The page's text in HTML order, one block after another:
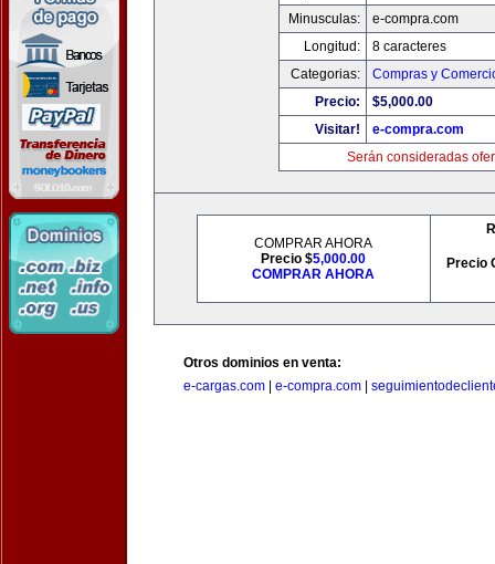
Minusculas:
e-compra.com
Longitud:
8 caracteres
Categorias:
Compras y
Precio:
$5,000.00
Visitar!
e-compra.com
Serán consideradas
COMPRAR AHORA
Precio $5,000.00
COMPRAR AHORA
Precio
Otros dominios en venta:
e-cargas.com
e-compra.com